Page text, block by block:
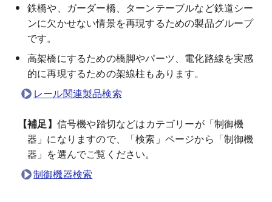
鉄橋や、ガーダー橋、ターンテーブルなど鉄道シー
ンに欠かせない情景を再現するための製品グループ
です。
高架橋にするための橋脚やパーツ、電化路線を実感
的に再現するための架線柱もあります。
レール関連製品検索
信号機や踏切などはカテゴリーが「制御機
器」になりますので、「検索」ページから「制御機
器」を選んでご覧ください。
制御機器検索